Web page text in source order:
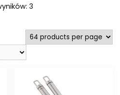
3
najnowszych